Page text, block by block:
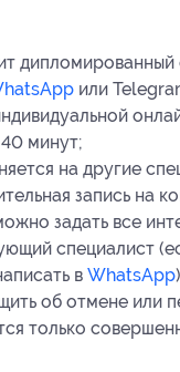
дипломированный
или
минут;
на другие
запись на
задать все
специалист
в WhatsApp
об отмене или
только